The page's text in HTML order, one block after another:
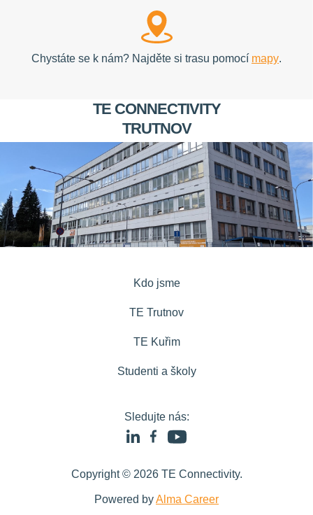
Chystáte se k nám? Najděte si trasu pomocí mapy.
TE CONNECTIVITY
TRUTNOV
Copyright © 2026 TE Connectivity.
Powered byAlma Career
Kdo jsme
TE Trutnov
TE Kuřim
Studenti a školy
Sledujte nás: